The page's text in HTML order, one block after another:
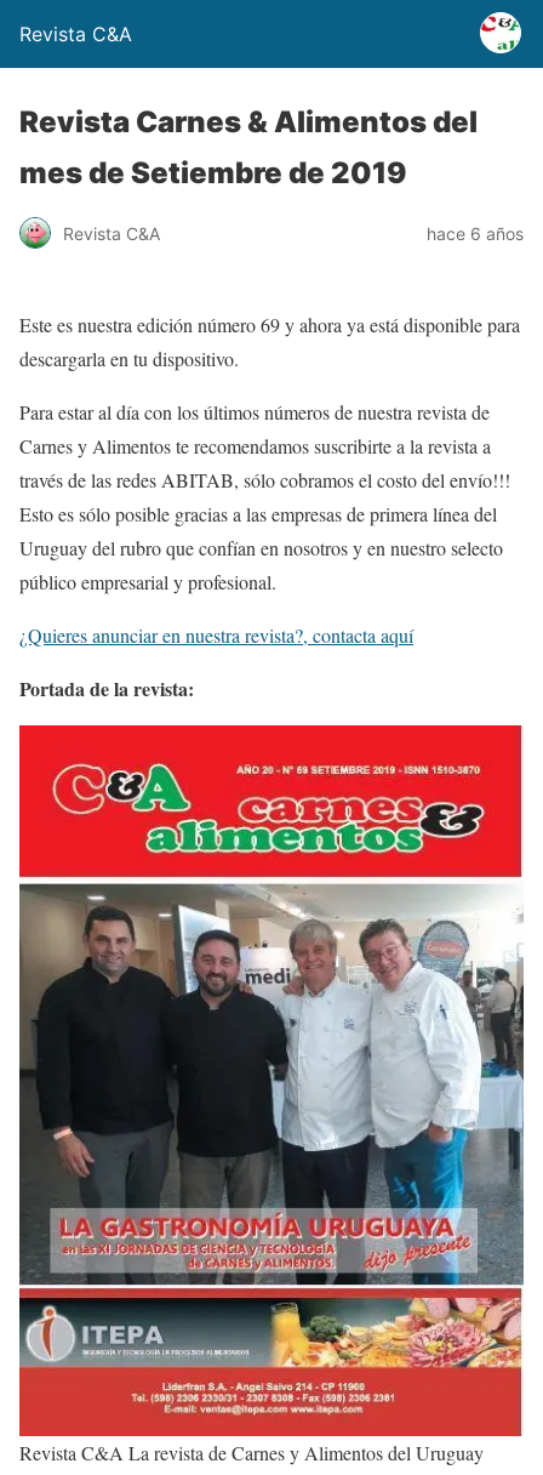
Revista C&A
Revista Carnes & Alimentos del
mes de Setiembre de 2019
Revista C&A hace 6 años
Este es nuestra edición número 69 y ahora ya está disponible para
descargarla en tu dispositivo.
Para estar al día con los últimos números de nuestra revista de
Carnes y Alimentos te recomendamos suscribirte a la revista a
través de las redes ABITAB, sólo cobramos el costo del envío!!!
Esto es sólo posible gracias a las empresas de primera línea del
Uruguay del rubro que confían en nosotros y en nuestro selecto
público empresarial y profesional.
¿Quieres anunciar en nuestra revista?, contacta aquí
Portada de la revista:
Revista C&A La revista de Carnes y Alimentos del Uruguay